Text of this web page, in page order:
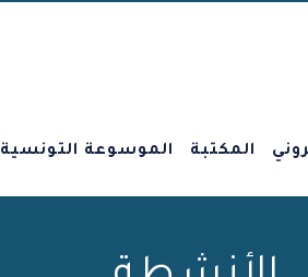
المكتبة الموسوعة التونسية